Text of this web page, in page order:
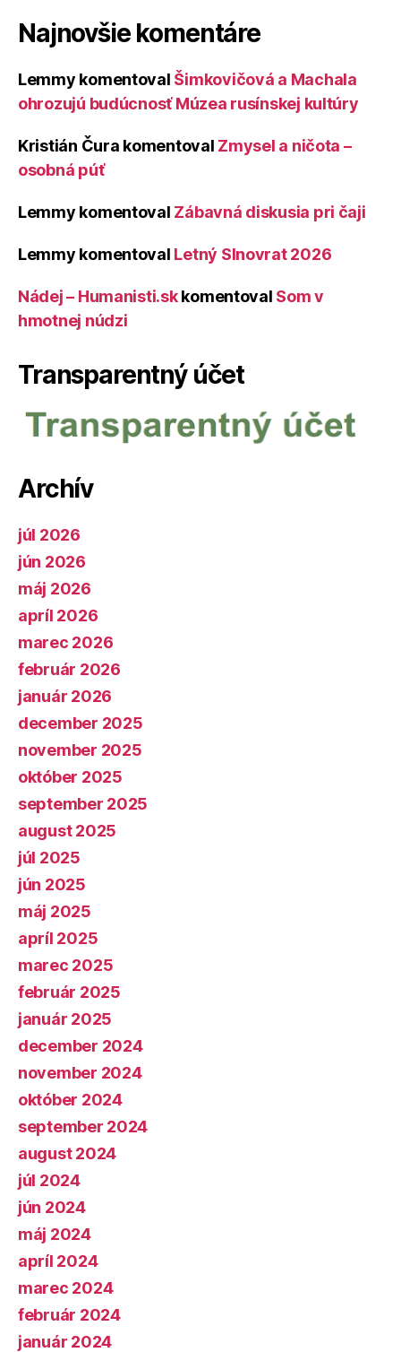
Najnovšie komentáre
Lemmy komentoval Šimkovičová a Machala
ohrozujú budúcnosť Múzea rusínskej kultúry
Kristián Čura komentoval Zmysel a ničota –
osobná púť
Lemmy komentoval Zábavná diskusia pri čaji
Lemmy komentoval Letný Slnovrat 2026
Nádej – Humanisti.skkomentoval Som v
hmotnej núdzi
Transparentný účet
Archív
júl 2026
jún 2026
máj 2026
apríl 2026
marec 2026
február 2026
január 2026
december 2025
november 2025
október 2025
september 2025
august 2025
júl 2025
jún 2025
máj 2025
apríl 2025
marec 2025
február 2025
január 2025
december 2024
november 2024
október 2024
september 2024
august 2024
júl 2024
jún 2024
máj 2024
apríl 2024
marec 2024
február 2024
január 2024